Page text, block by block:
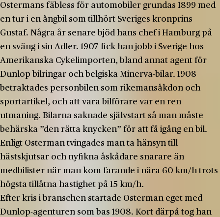
Ostermans fäbless för automobiler grundas 1899 med
en tur i en ångbil som tillhört Sveriges kronprins
Gustaf. Några år senare bjöd hans chef i Hamburg på
en sväng i sin Adler. 1907 fick han jobb i Sverige hos
Amerikanska Cykelimporten, bland annat agent för
Dunlop bilringar och belgiska Minerva-bilar. 1908
betraktades personbilen som rikemansåkdon och
sportartikel, och att vara bilförare var en ren
utmaning. Bilarna saknade självstart så man måste
behärska ”den rätta knycken” för att få igång en bil.
Enligt Osterman tvingades man ta hänsyn till
hästskjutsar och nyfikna åskådare snarare än
medbilister när man kom farande i nära 60 km/h trots
högsta tillåtna hastighet på 15 km/h.
Efter kris i branschen startade Osterman eget med
Dunlop-agenturen som bas 1908. Kort därpå tog han